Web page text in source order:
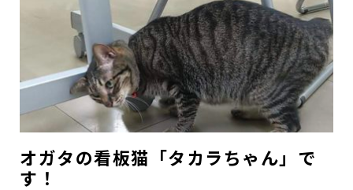
オガタの看板猫「タカラちゃん」で
す！